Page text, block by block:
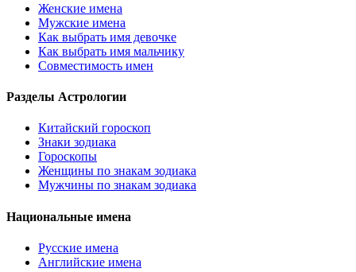
Женские имена
Мужские имена
Как выбрать имя девочке
Как выбрать имя мальчику
Совместимость имен
Разделы Астрологии
Китайский гороскоп
Знаки зодиака
Гороскопы
Женщины по знакам зодиака
Мужчины по знакам зодиака
Национальные имена
Русские имена
Английские имена